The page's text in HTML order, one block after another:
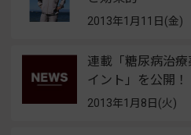
2013年1月11日(金)
連載「糖尿病治
イント」を公開！
2013年1月8日(火)